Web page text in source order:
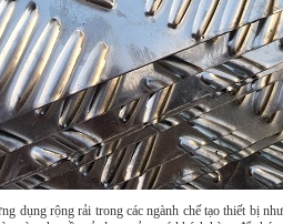
dụng rộng rải trong các ngành chế tạo thiết bị